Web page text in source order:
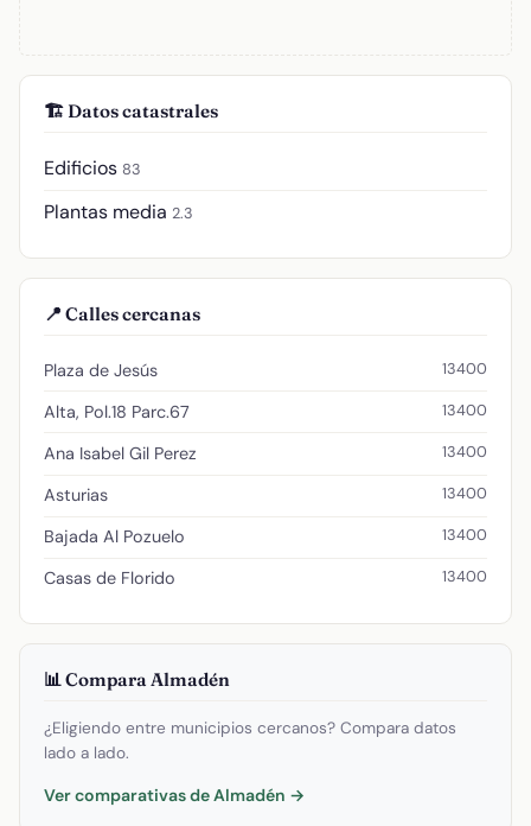
🏗️ Datos catastrales
Edificios 83
Plantas media 2.3
📍 Calles cercanas
Plaza de Jesús 13400
Alta, Pol.18 Parc.67 13400
Ana Isabel Gil Perez 13400
Asturias 13400
Bajada Al Pozuelo 13400
Casas de Florido 13400
📊 Compara Almadén
¿Eligiendo entre municipios cercanos? Compara datos
lado a lado.
Ver comparativas de Almadén →